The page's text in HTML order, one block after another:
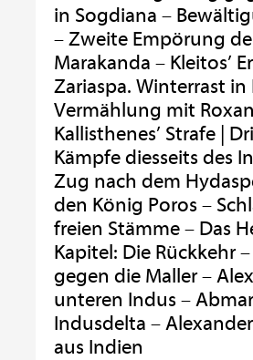
in Sogdiana –
– Zweite Empörung
Marakanda – Kleitos’
Zariaspa. Winterrast
Vermählung mit
Kallisthenes’ Strafe |
Kämpfe diesseits des
Zug nach dem
den König Poros –
freien Stämme – Das
Kapitel: Die Rückkehr
gegen die Maller –
unteren Indus –
Indusdelta –
aus Indien